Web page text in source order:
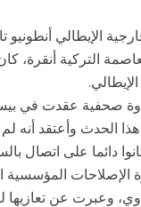
الإيطالي
صحفية عقدت في
الحدث وأعتقد أنه
دائما على اتصال
المؤسسية
وعبرت عن تعازيها